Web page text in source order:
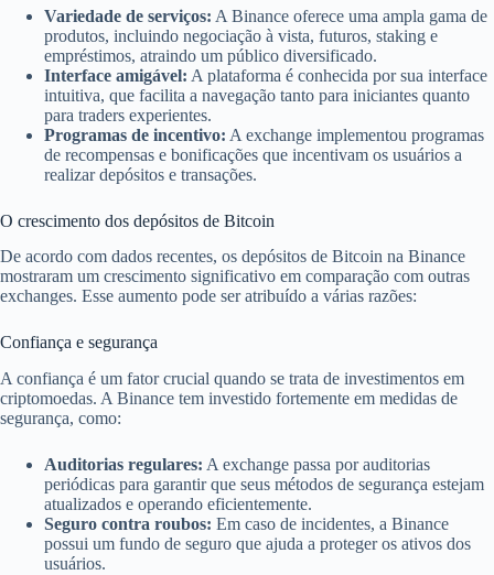
Variedade de serviços: A Binance oferece uma ampla gama de
produtos, incluindo negociação à vista, futuros, staking e
empréstimos, atraindo um público diversificado.
Interface amigável: A plataforma é conhecida por sua interface
intuitiva, que facilita a navegação tanto para iniciantes quanto
para traders experientes.
Programas de incentivo: A exchange implementou programas
de recompensas e bonificações que incentivam os usuários a
realizar depósitos e transações.
O crescimento dos depósitos de Bitcoin
De acordo com dados recentes, os depósitos de Bitcoin na Binance
mostraram um crescimento significativo em comparação com outras
exchanges. Esse aumento pode ser atribuído a várias razões:
Confiança e segurança
A confiança é um fator crucial quando se trata de investimentos em
criptomoedas. A Binance tem investido fortemente em medidas de
segurança, como:
Auditorias regulares: A exchange passa por auditorias
periódicas para garantir que seus métodos de segurança estejam
atualizados e operando eficientemente.
Seguro contra roubos: Em caso de incidentes, a Binance
possui um fundo de seguro que ajuda a proteger os ativos dos
usuários.